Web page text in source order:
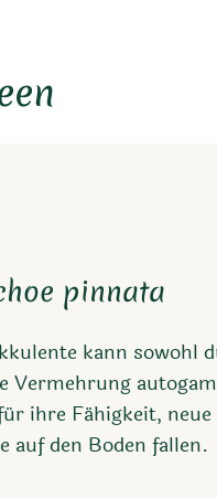
pinnata
kann sowohl
Vermehrung
ihre Fähigkeit,
auf den Boden fallen.